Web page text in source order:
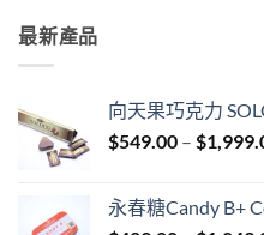
最新產品
向天果巧克力
$549.00 – $
永春糖Candy B+